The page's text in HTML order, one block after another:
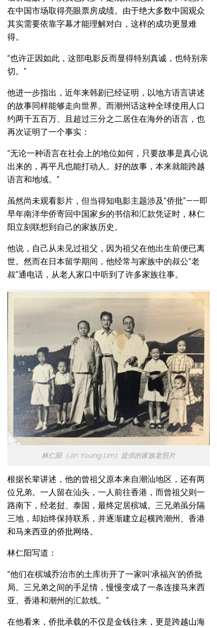
在中国市场取得亮眼票房成绩。由于绝大多数中国观众
其实需要依靠字幕才能理解对白，这样的成功更显难
得。
“也许正因如此，这部电影反而显得特别真诚，也特别亲
切。”
他进一步指出，近年来韩剧已经证明，以地方语言讲述
的故事同样能够走向世界。而潮州话这种全球使用人口
约两千五百万、且超过三分之二居住在海外的语言，也
再次证明了一个事实：
“无论一种语言在社会上的地位如何，只要故事是真心说
出来的，再平凡也能打动人。好的故事，本来就能跨越
语言和地域。”
虽然尚未观看影片，但当得知电影主题涉及“侨批”——即
早年南洋华侨寄回中国家乡的书信和汇款凭证时，林仁
阳立刻联想到自己的家族历史。
他说，自己从未见过祖父，因为祖父在他出生前便已离
世。然而在日本留学期间，他经常与家族中的叔公“老
叔”通电话，从老人家口中听到了许多家族往事。
林仁阳（Jin Young Lim）提供的家族老照片
根据长辈讲述，他的曾祖父原本来自潮汕地区，还有两
位兄弟。一人留在汕头，一人前往香港，而曾祖父则一
路南下，经老挝、泰国，最终定居槟城。三兄弟虽分隔
三地，却始终保持联系，并逐渐建立起横跨潮州、香港
和马来西亚的侨批网络。
林仁阳写道：
“他们在槟城乔治市的土库街开了一家叫‘承福兴’的侨批
局。三兄弟之间的手足情，慢慢变成了一条连接马来西
亚、香港和潮州的汇款线。”
在他看来，侨批承载的不仅是金钱往来，更是跨越山海